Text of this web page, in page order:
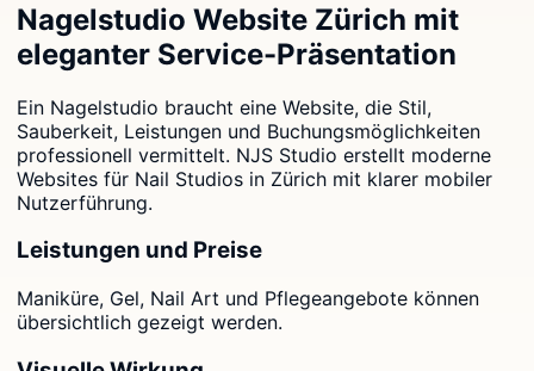
Nagelstudio Website Zürich mit
eleganter Service-Präsentation
Ein Nagelstudio braucht eine Website, die Stil,
Sauberkeit, Leistungen und Buchungsmöglichkeiten
professionell vermittelt. NJS Studio erstellt moderne
Websites für Nail Studios in Zürich mit klarer mobiler
Nutzerführung.
Leistungen und Preise
Maniküre, Gel, Nail Art und Pflegeangebote können
übersichtlich gezeigt werden.